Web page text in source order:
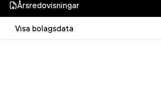
Årsredovisningar
Visa bolagsdata